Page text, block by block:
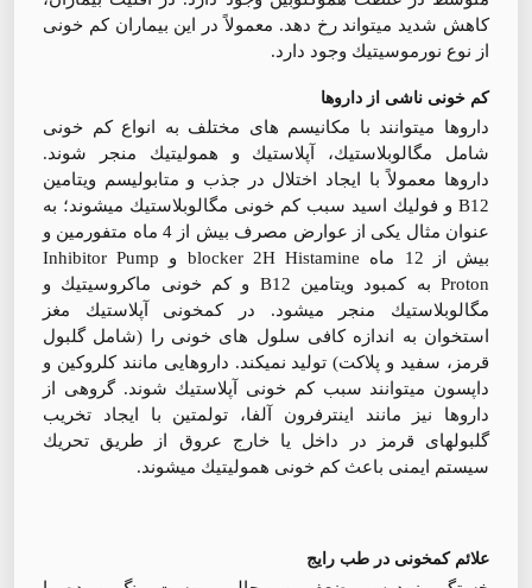
كاهش شديد ميتواند رخ دهد. معمولاً در اين بيماران كم خونی
از نوع نورموسيتيك وجود دارد.
كم خونی ناشی از داروها
داروها ميتوانند با مكانيسم های مختلف به انواع كم خونی
شامل مگالوبلاستيك، آپلاستيك و هموليتيك منجر شوند.
داروها معمولاً با ايجاد اختلال در جذب و متابوليسم ويتامين
B12 و فوليك اسيد سبب كم خونی مگالوبلاستيك ميشوند؛ به
عنوان مثال يكی از عوارض مصرف بيش از 4 ماه متفورمين و
بيش از 12 ماه blocker 2H Histamine و Inhibitor Pump
Proton به كمبود ويتامين B12 و كم خونی ماكروسيتيك و
مگالوبلاستيك منجر ميشود. در كمخونی آپلاستيك مغز
استخوان به اندازه كافی سلول های خونی را (شامل گلبول
قرمز، سفيد و پلاكت) توليد نميكند. داروهايی مانند كلروكين و
داپسون ميتوانند سبب كم خونی آپلاستيك شوند. گروهی از
داروها نيز مانند اينترفرون آلفا، تولمتين با ايجاد تخريب
گلبولهای قرمز در داخل يا خارج عروق از طريق تحريك
سيستم ايمنی باعث كم خونی هموليتيك ميشوند.
علائم كمخونی در طب رايج